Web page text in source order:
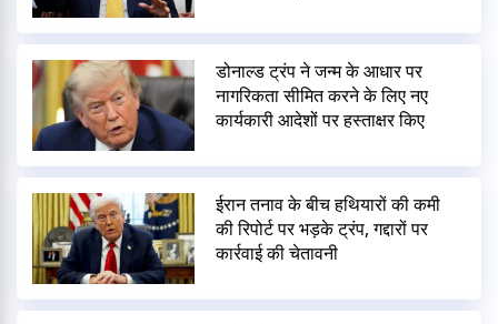
डोनाल्ड ट्रंप ने जन्म के आधार पर
नागरिकता सीमित करने के लिए नए
कार्यकारी आदेशों पर हस्ताक्षर किए
ईरान तनाव के बीच हथियारों की कमी
की रिपोर्ट पर भड़के ट्रंप, गद्दारों पर
कार्रवाई की चेतावनी